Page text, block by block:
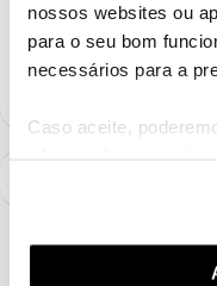
nossos websites ou
para o seu bom
necessários para a
Caso aceite,
funcionalidades
funcionalidade) e
(cookies de
Ajude a comunidade a
como "Melhor Resposta"